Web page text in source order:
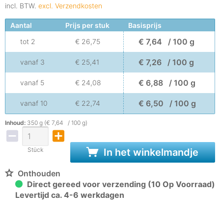
incl. BTW. excl. Verzendkosten
Aantal Prijs per stuk
Basisprijs
tot 2 € 26,75 € 7,64 / 100 g
vanaf 3 € 25,41 € 7,26 / 100 g
vanaf 5 € 24,08 € 6,88 / 100 g
vanaf 10 € 22,74 € 6,50 / 100 g
Inhoud: 350 g (€ 7,64 / 100 g)
Stück In het winkelmandje
Onthouden
Direct gereed voor verzending (10 Op Voorraad)
Levertijd ca. 4-6 werkdagen